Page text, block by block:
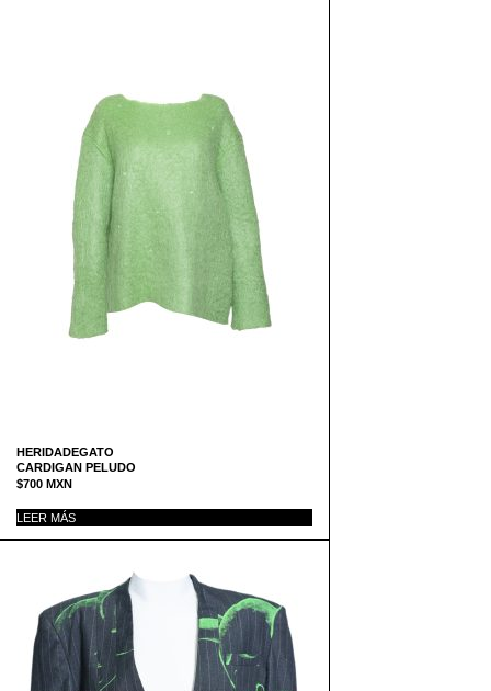
HERIDADEGATO
CARDIGAN PELUDO
$700 MXN
LEER MÁS